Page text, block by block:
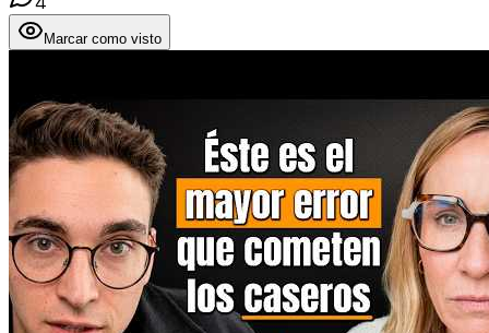
Marcar como visto